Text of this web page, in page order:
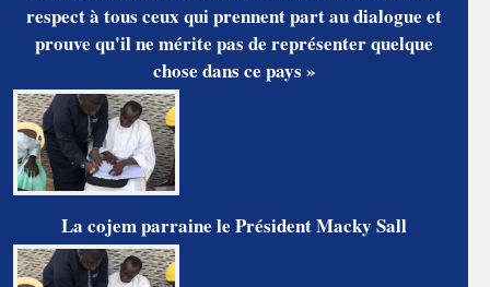
respect à tous ceux qui prennent part au dialogue et
prouve qu'il ne mérite pas de représenter quelque
chose dans ce pays »
La cojem parraine le Président Macky Sall